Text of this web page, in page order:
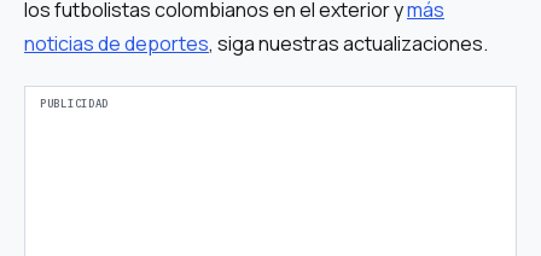
los futbolistas colombianos en el exterior ymás
noticias de deportes, siga nuestras actualizaciones.